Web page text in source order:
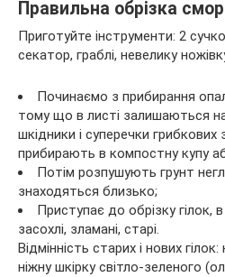
Правильна обрізка
Приготуйте інструменти: 2
секатор, граблі, невелику
Починаємо з прибирання
тому що в листі залишаються
шкідники і суперечки
прибирають в компостну купу
Потім розпушують грунт
знаходяться близько;
Приступає до обрізку гілок,
засохлі, зламані, старі.
Відмінність старих і нових
ніжну шкірку світло-зеленого